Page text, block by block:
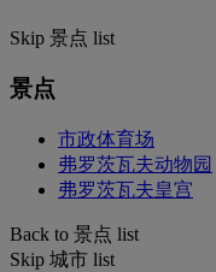
Skip 景点 list
景点
市政体育场
弗罗茨瓦夫动物园
弗罗茨瓦夫皇宫
Back to 景点 list
Skip 城市 list